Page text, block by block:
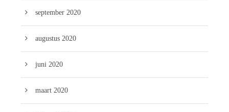
september 2020
augustus 2020
juni 2020
maart 2020